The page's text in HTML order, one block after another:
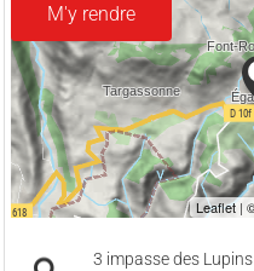
M'y rendre
3 impasse des Lupins